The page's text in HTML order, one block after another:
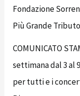
Fondazione
Più Grande
COMUNICATO
settimana dal 3 al
per tutti e i